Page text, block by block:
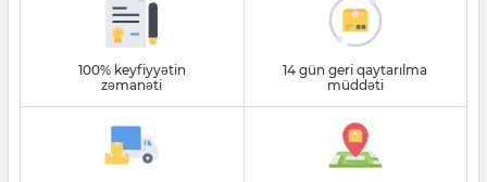
100% keyfiyyətin
zəmanəti
14 gün geri qaytarılma
müddəti